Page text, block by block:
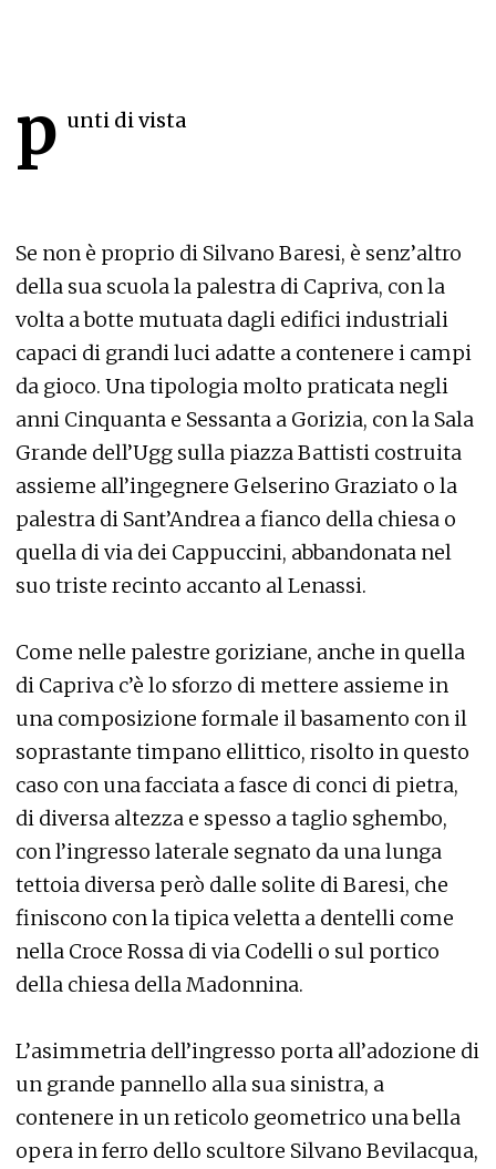
p unti di vista
Se non è proprio di Silvano Baresi, è senz’altro
della sua scuola la palestra di Capriva, con la
volta a botte mutuata dagli edifici industriali
capaci di grandi luci adatte a contenere i campi
da gioco. Una tipologia molto praticata negli
anni Cinquanta e Sessanta a Gorizia, con la Sala
Grande dell’Ugg sulla piazza Battisti costruita
assieme all’ingegnere Gelserino Graziato o la
palestra di Sant’Andrea a fianco della chiesa o
quella di via dei Cappuccini, abbandonata nel
suo triste recinto accanto al Lenassi.
Come nelle palestre goriziane, anche in quella
di Capriva c’è lo sforzo di mettere assieme in
una composizione formale il basamento con il
soprastante timpano ellittico, risolto in questo
caso con una facciata a fasce di conci di pietra,
di diversa altezza e spesso a taglio sghembo,
con l’ingresso laterale segnato da una lunga
tettoia diversa però dalle solite di Baresi, che
finiscono con la tipica veletta a dentelli come
nella Croce Rossa di via Codelli o sul portico
della chiesa della Madonnina.
L’asimmetria dell’ingresso porta all’adozione di
un grande pannello alla sua sinistra, a
contenere in un reticolo geometrico una bella
opera in ferro dello scultore Silvano Bevilacqua,